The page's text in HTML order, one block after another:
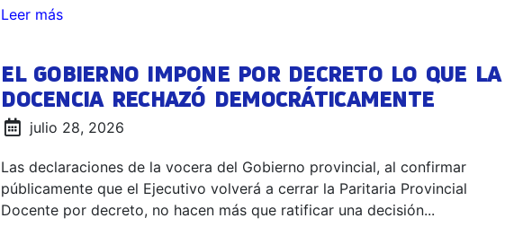
Leer más
EL GOBIERNO IMPONE POR DECRETO LO QUE LA
DOCENCIA RECHAZÓ DEMOCRÁTICAMENTE
julio 28, 2026
Las declaraciones de la vocera del Gobierno provincial, al confirmar
públicamente que el Ejecutivo volverá a cerrar la Paritaria Provincial
Docente por decreto, no hacen más que ratificar una decisión...